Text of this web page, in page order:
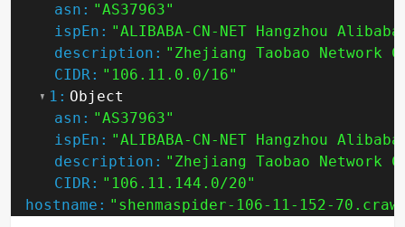
asn: "AS37963"
ispEn: "ALIBABA-CN-NET Hangzhou
description: "Zhejiang Taobao Network
CIDR: "106.11.0.0/16"
1: Object
asn: "AS37963"
ispEn: "ALIBABA-CN-NET Hangzhou
description: "Zhejiang Taobao Network
CIDR: "106.11.144.0/20"
hostname: "shenmaspider-106-11-152-